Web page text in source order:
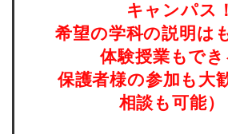
キャンパス！
希望の学科の説明は
体験授業もでき
保護者様の参加も大
相談も可能）